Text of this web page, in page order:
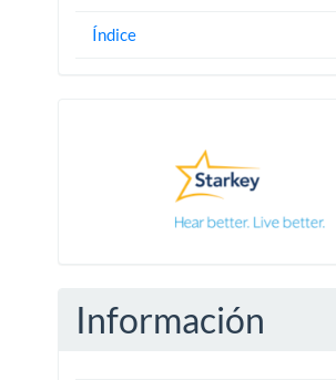
Índice
Información